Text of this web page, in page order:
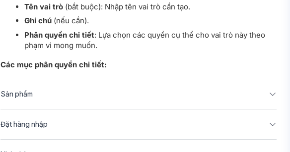
Tên vai trò (bắt buộc): Nhập tên vai trò cần tạo.
Ghi chú (nếu cần).
Phân quyền chi tiết: Lựa chọn các quyền cụ thể cho vai trò này theo
phạm vi mong muốn.
Các mục phân quyền chi tiết:
Sản phẩm
Đặt hàng nhập